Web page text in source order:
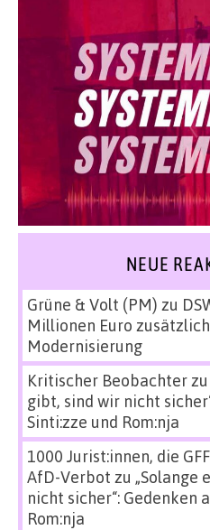
NEUE
Grüne & Volt (PM) zu
Millionen Euro
Modernisierung
Kritischer Beobachterzu
gibt, sind wir nicht
Sinti:zze und Rom:nja
1000 Jurist:innen, die
AfD-Verbot zu „Solange
nicht sicher“: Gedenken
Rom:nja